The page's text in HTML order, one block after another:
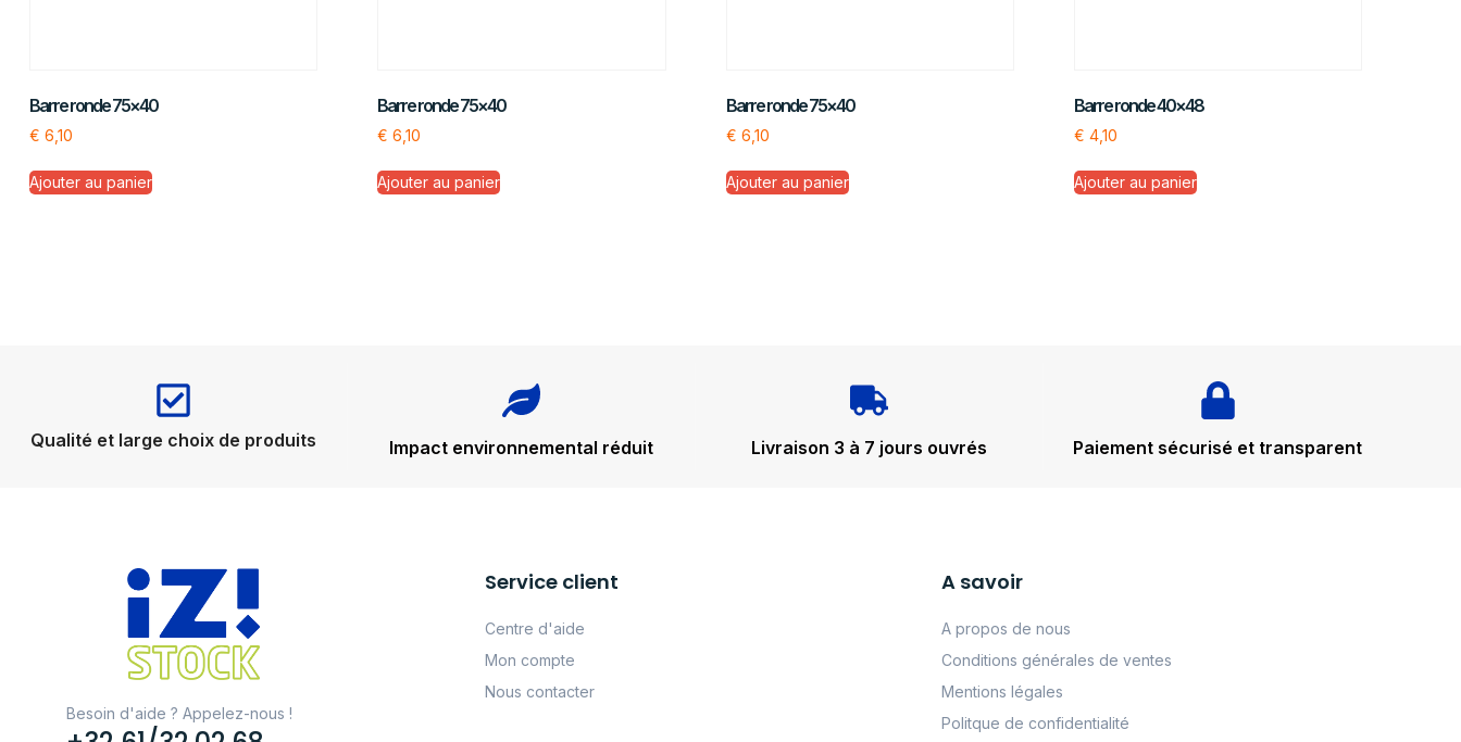
Barre ronde 75×40
€ 6,10
Ajouter au panier
Barre ronde 75×40
€ 6,10
Ajouter au panier
Barre ronde 75×40
€ 6,10
Ajouter au panier
Barre ronde 40×48
€ 4,10
Ajouter au panier
Qualité et large choix de produits Impact environnemental réduit Livraison 3 à 7 jours ouvrés Paiement sécurisé et transparent
Besoin d'aide ? Appelez-nous !
Service client
Centre d'aide
Mon compte
Nous contacter
A savoir
A propos de nous
Conditions générales de ventes
Mentions légales
Politque de confidentialité